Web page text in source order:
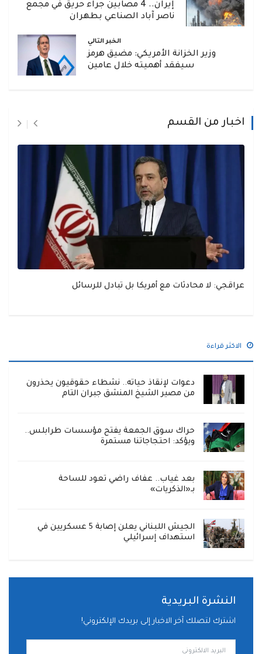
إيران.. 4 مصابين جراء حريق في مجمع
ناصر آباد الصناعي بطهران
الخبر التالي
وزير الخزانة الأمريكي: مضيق هرمز
سيفقد أهميته خلال عامين
اخبار من القسم
عراقجي: لا محادثات مع أمريكا بل تبادل للرسائل
الاكثر قراءة
دعوات لإنقاذ حياته.. نشطاء حقوقيون يحذرون
من مصير الشيخ المنشق جبران التام
حراك سوق الجمعة يفتح مؤسسات طرابلس..
ويؤكد: احتجاجاتنا مستمرة
بعد غياب.. عفاف راضي تعود للساحة
بـ«الذكريات»
الجيش اللبناني يعلن إصابة 5 عسكريين في
استهداف إسرائيلي
النشرة البريدية
اشترك لتصلك آخر الاخبار إلى بريدك الإلكتروني!